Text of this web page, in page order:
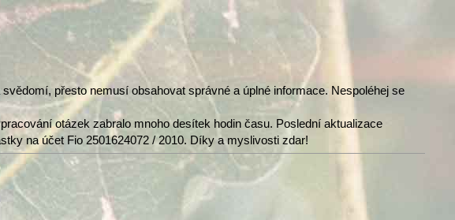
přesto nemusí obsahovat správné a úplné informace. Nespoléhej se
otázek zabralo mnoho desítek hodin času. Poslední aktualizace
na účet Fio 2501624072 / 2010. Díky a myslivosti zdar!